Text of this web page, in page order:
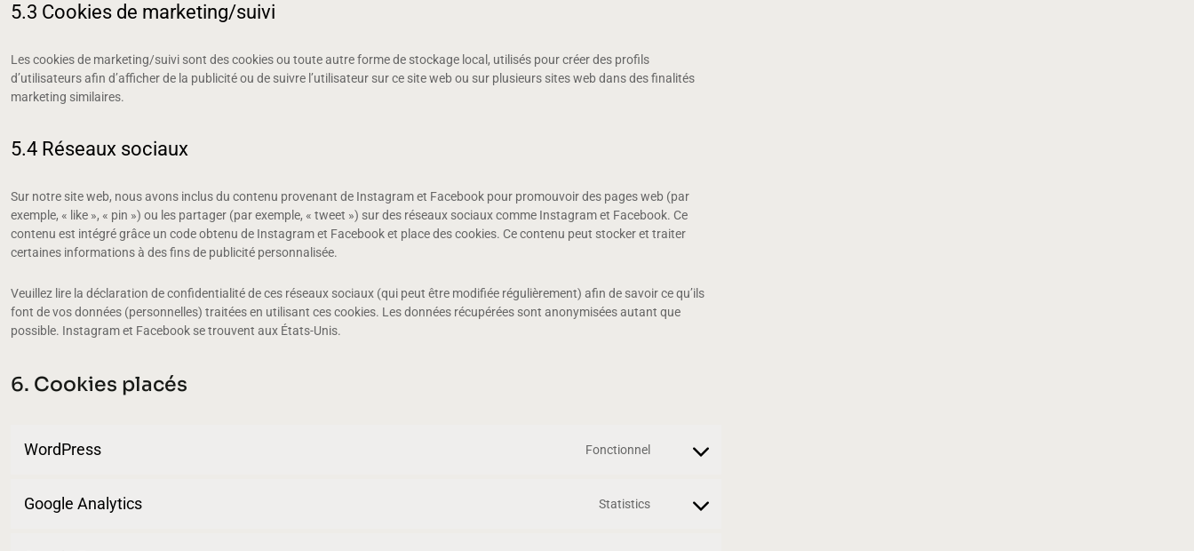
5.3 Cookies de marketing/suivi
Les cookies de marketing/suivi sont des cookies ou toute autre forme de stockage local, utilisés pour créer des profils
d’utilisateurs afin d’afficher de la publicité ou de suivre l’utilisateur sur ce site web ou sur plusieurs sites web dans des finalités
marketing similaires.
5.4 Réseaux sociaux
Sur notre site web, nous avons inclus du contenu provenant de Instagram et Facebook pour promouvoir des pages web (par
exemple, « like », « pin ») ou les partager (par exemple, « tweet ») sur des réseaux sociaux comme Instagram et Facebook. Ce
contenu est intégré grâce un code obtenu de Instagram et Facebook et place des cookies. Ce contenu peut stocker et traiter
certaines informations à des fins de publicité personnalisée.
Veuillez lire la déclaration de confidentialité de ces réseaux sociaux (qui peut être modifiée régulièrement) afin de savoir ce qu’ils
font de vos données (personnelles) traitées en utilisant ces cookies. Les données récupérées sont anonymisées autant que
possible. Instagram et Facebook se trouvent aux États-Unis.
6. Cookies placés
WordPress Fonctionnel
Consent
wordpress
Google Analytics Statistics
Consent